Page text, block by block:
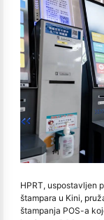
HPRT, uspostavljen
štampara u Kini,
štampanja POS-a